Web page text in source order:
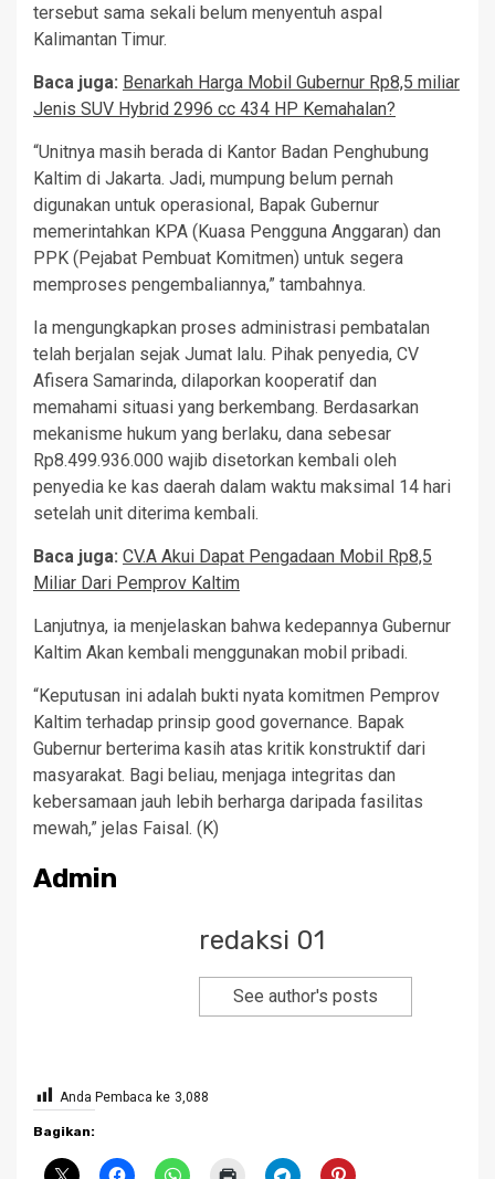
tersebut sama sekali belum menyentuh aspal
Kalimantan Timur.
Baca juga: Benarkah Harga Mobil Gubernur Rp8,5 miliar
Jenis SUV Hybrid 2996 cc 434 HP Kemahalan?
“Unitnya masih berada di Kantor Badan Penghubung
Kaltim di Jakarta. Jadi, mumpung belum pernah
digunakan untuk operasional, Bapak Gubernur
memerintahkan KPA (Kuasa Pengguna Anggaran) dan
PPK (Pejabat Pembuat Komitmen) untuk segera
memproses pengembaliannya,” tambahnya.
Ia mengungkapkan proses administrasi pembatalan
telah berjalan sejak Jumat lalu. Pihak penyedia, CV
Afisera Samarinda, dilaporkan kooperatif dan
memahami situasi yang berkembang. Berdasarkan
mekanisme hukum yang berlaku, dana sebesar
Rp8.499.936.000 wajib disetorkan kembali oleh
penyedia ke kas daerah dalam waktu maksimal 14 hari
setelah unit diterima kembali.
Baca juga: CV.A Akui Dapat Pengadaan Mobil Rp8,5
Miliar Dari Pemprov Kaltim
Lanjutnya, ia menjelaskan bahwa kedepannya Gubernur
Kaltim Akan kembali menggunakan mobil pribadi.
“Keputusan ini adalah bukti nyata komitmen Pemprov
Kaltim terhadap prinsip good governance. Bapak
Gubernur berterima kasih atas kritik konstruktif dari
masyarakat. Bagi beliau, menjaga integritas dan
kebersamaan jauh lebih berharga daripada fasilitas
mewah,” jelas Faisal. (K)
Admin
redaksi 01
See author's posts
Anda Pembaca ke 3,088
Bagikan: